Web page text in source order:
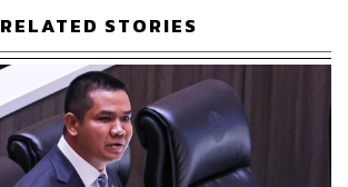
ABOUT THE AUTHOR
THE STANDARD TEAM
กองบรรณาธิการ THE STANDARD
RELATED STORIES